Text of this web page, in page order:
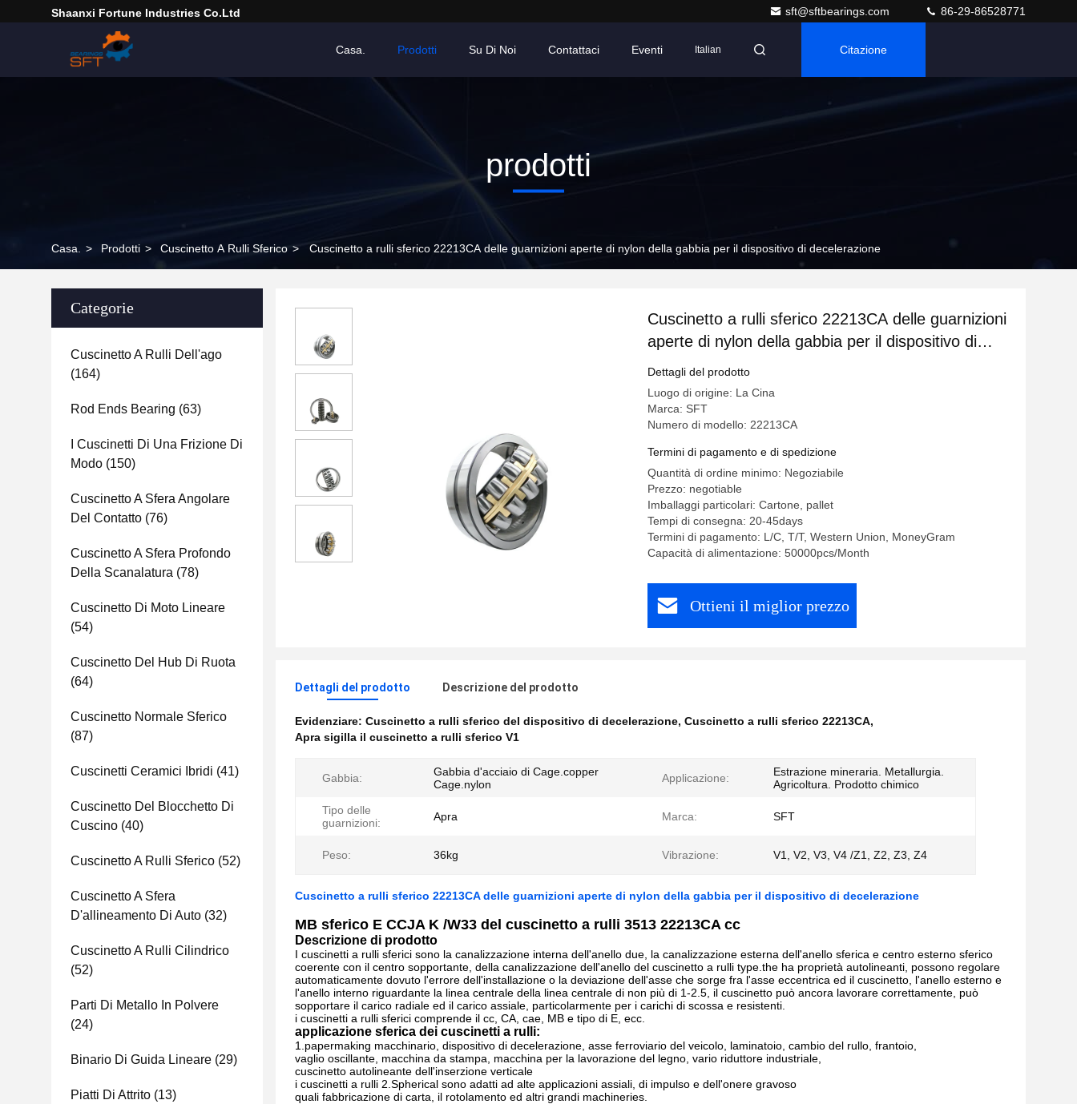
Shaanxi Fortune Industries Co.ltd sft@sftbearings.com 86-29-86528771
Casa. Prodotti Su Di Noi Contattaci Eventi Italian Citazione
prodotti
Casa. > Prodotti > Cuscinetto A Rulli Sferico > Cuscinetto a rulli sferico 22213CA delle guarnizioni aperte di nylon della gabbia per il dispositivo di decelerazione
Categorie
Cuscinetto A Rulli Dell'ago
(164)
Rod Ends Bearing (63)
I Cuscinetti Di Una Frizione Di
Modo (150)
Cuscinetto A Sfera Angolare
Del Contatto (76)
Cuscinetto A Sfera Profondo
Della Scanalatura (78)
Cuscinetto Di Moto Lineare
(54)
Cuscinetto Del Hub Di Ruota
(64)
Cuscinetto Normale Sferico
(87)
Cuscinetti Ceramici Ibridi (41)
Cuscinetto Del Blocchetto Di
Cuscino (40)
Cuscinetto A Rulli Sferico (52)
Cuscinetto A Sfera
D'allineamento Di Auto (32)
Cuscinetto A Rulli Cilindrico
(52)
Parti Di Metallo In Polvere
(24)
Binario Di Guida Lineare (29)
Piatti Di Attrito (13)
Cuscinetto a rulli sferico 22213CA delle guarnizioni
aperte di nylon della gabbia per il dispositivo di
decelerazione
Dettagli del prodotto
Luogo di origine: La Cina
Marca: SFT
Numero di modello: 22213CA
Termini di pagamento e di spedizione
Quantità di ordine minimo: Negoziabile
Prezzo: negotiable
Imballaggi particolari: Cartone, pallet
Tempi di consegna: 20-45days
Termini di pagamento: L/C, T/T, Western Union, MoneyGram
Capacità di alimentazione: 50000pcs/Month
Ottieni il miglior prezzo
Dettagli del prodotto Descrizione del prodotto
Evidenziare: Cuscinetto a rulli sferico del dispositivo di decelerazione, Cuscinetto a rulli sferico 22213CA,
Apra sigilla il cuscinetto a rulli sferico V1
Gabbia:
Gabbia d'acciaio di Cage.copper
Cage.nylon
Applicazione:
Estrazione mineraria. Metallurgia.
Agricoltura. Prodotto chimico
Tipo delle
guarnizioni:
Apra Marca: SFT
Peso: 36kg Vibrazione: V1, V2, V3, V4 /Z1, Z2, Z3, Z4
Cuscinetto a rulli sferico 22213CA delle guarnizioni aperte di nylon della gabbia per il dispositivo di decelerazione
MB sferico E CCJA K /W33 del cuscinetto a rulli 3513 22213CA cc
Descrizione di prodotto
I cuscinetti a rulli sferici sono la canalizzazione interna dell'anello due, la canalizzazione esterna dell'anello sferica e centro esterno sferico
coerente con il centro sopportante, della canalizzazione dell'anello del cuscinetto a rulli type.the ha proprietà autolineanti, possono regolare
automaticamente dovuto l'errore dell'installazione o la deviazione dell'asse che sorge fra l'asse eccentrica ed il cuscinetto, l'anello esterno e
l'anello interno riguardante la linea centrale della linea centrale di non più di 1-2.5, il cuscinetto può ancora lavorare correttamente, può
sopportare il carico radiale ed il carico assiale, particolarmente per i carichi di scossa e resistenti.
i cuscinetti a rulli sferici comprende il cc, CA, cae, MB e tipo di E, ecc.
applicazione sferica dei cuscinetti a rulli:
1.papermaking macchinario, dispositivo di decelerazione, asse ferroviario del veicolo, laminatoio, cambio del rullo, frantoio,
vaglio oscillante, macchina da stampa, macchina per la lavorazione del legno, vario riduttore industriale,
cuscinetto autolineante dell'inserzione verticale
i cuscinetti a rulli 2.Spherical sono adatti ad alte applicazioni assiali, di impulso e dell'onere gravoso
quali fabbricazione di carta, il rotolamento ed altri grandi machineries.